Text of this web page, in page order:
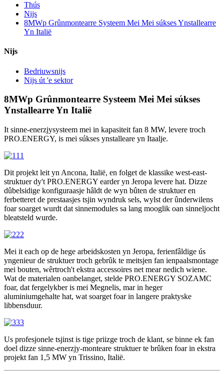
Thús
Nijs
8MWp Grûnmontearre Systeem Mei Mei súkses Ynstallearre
Yn Italië
Nijs
Bedriuwsnijs
Nijs út 'e sektor
8MWp Grûnmontearre Systeem Mei Mei súkses
Ynstallearre Yn Italië
It sinne-enerzjysysteem mei in kapasiteit fan 8 MW, levere troch
PRO.ENERGY, is mei súkses ynstalleare yn Itaalje.
Dit projekt leit yn Ancona, Italië, en folget de klassike west-east-
struktuer dy't PRO.ENERGY earder yn Jeropa levere hat. Dizze
dûbelsidige konfiguraasje hâldt de wyn bûten de struktuer en
ferbetteret de prestaasjes tsjin wyndruk sels, wylst der ûnderwilens
foar soarget wurdt dat sinnemodules sa lang mooglik oan sinneljocht
bleatsteld wurde.
Mei it each op de hege arbeidskosten yn Jeropa, ferienfâldige ús
yngenieur de struktuer troch gebrûk te meitsjen fan ienpaalsmontage
mei bouten, wêrtroch't ekstra accessoires net mear nedich wiene.
Wat de materialen oanbelanget, stelde PRO.ENERGY SOZAMC
foar, dat fergelykber is mei Megnelis, mar in heger
aluminiumgehalte hat, wat soarget foar in langere praktyske
libbensduur.
Us profesjonele tsjinst is tige priizge troch de klant, se binne ek fan
doel dizze sinne-enerzjy-monteare struktuer te brûken foar in ekstra
projekt fan 1,5 MW yn Trissino, Italië.